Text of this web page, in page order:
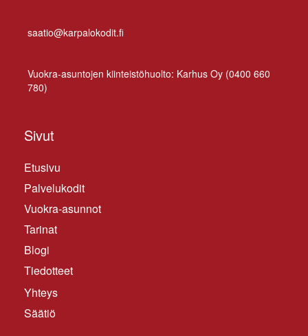
saatio@karpalokodit.fi
Vuo­kra-asun­to­jen kiin­teis­tö­huol­to: Kar­hus Oy (0400 660
780)
Sivut
Etusivu
Palvelukodit
Vuokra-asunnot
Tarinat
Blogi
Tiedotteet
Yhteys
Säätiö